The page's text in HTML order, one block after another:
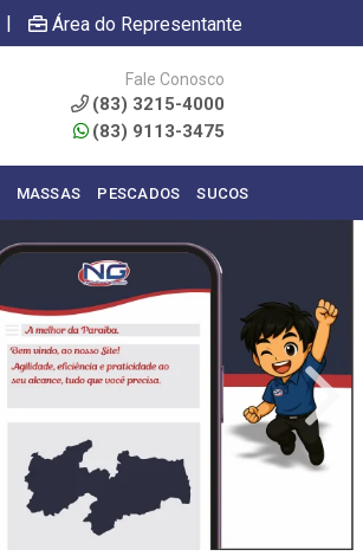
| Área do Representante
Fale Conosco
(83) 3215-4000
(83) 9113-3475
MASSAS PESCADOS SUCOS